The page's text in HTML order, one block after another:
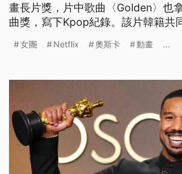
畫長片獎，片中歌曲〈Golden〉也
曲獎，寫下Kpop紀錄。該片韓籍共
女團 Netflix 奧斯卡 動畫 ...